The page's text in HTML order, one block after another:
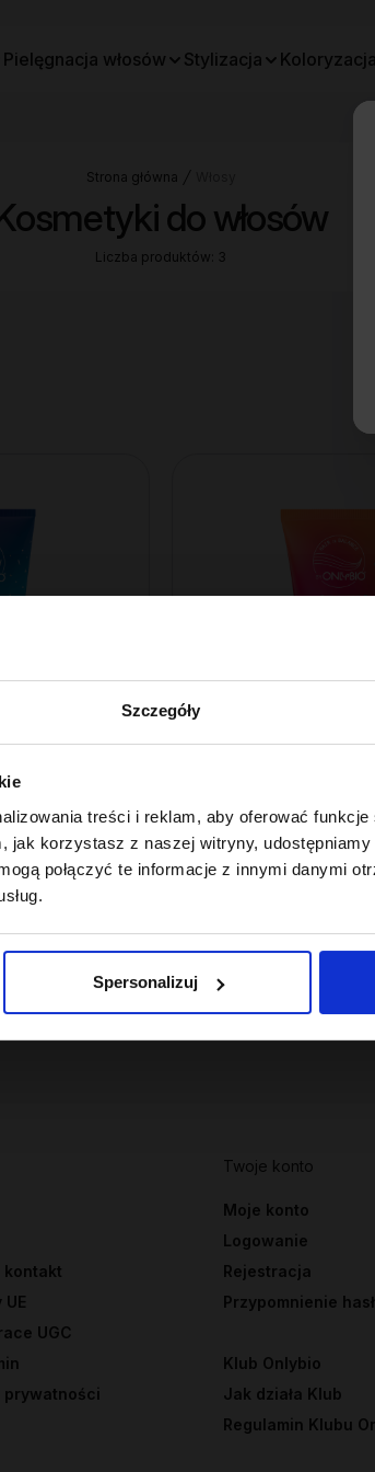
Szczegóły
treści i reklam, aby oferować funkcje
jak korzystasz z naszej witryny, udostępniamy
połączyć te informacje z innymi danymi
Spersonalizuj
Pielęgnacja włosów Stylizacja Koloryzacja
Strona główna
do włosów
Liczba produktów: 3
200ml
Szampon
7 49 zł
Najniższa cena z 30 dni przed
kontakt
UGC
prywatności
Twoje konto
Moje konto
Logowanie
Rejestracja
Przypomnienie
Klub Onlybio
Jak działa Klub
Regulamin Klubu